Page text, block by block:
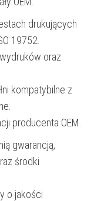
drukujących
19752.
oraz
kompatybilne z
producenta OEM.
gwarancją,
środki
o jakości